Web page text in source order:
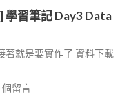
學習筆記 Day3 Data
著就是要實作了 資料下載
個留言